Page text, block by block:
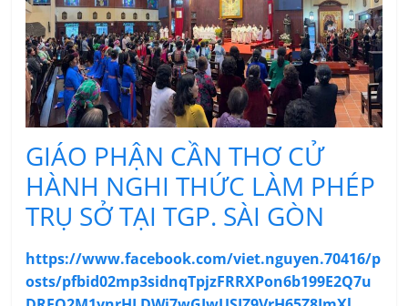
GIÁO PHẬN CẦN THƠ CỬ
HÀNH NGHI THỨC LÀM PHÉP
TRỤ SỞ TẠI TGP. SÀI GÒN
https://www.facebook.com/viet.nguyen.70416/p
osts/pfbid02mp3sidnqTpjzFRRXPon6b199E2Q7u